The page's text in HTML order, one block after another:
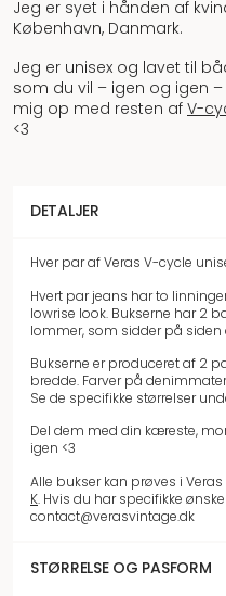
Jeg er syet i hånden af
København, Danmark.
Jeg er unisex og lavet til
som du vil – igen og igen
mig op med resten af V-
<3
DETALJER
Hver par af Veras V-cycle
Hvert par jeans har to
lowrise look. Bukserne har 2
lommer, som sidder på siden
Bukserne er produceret af 2
bredde. Farver på
Se de specifikke størrelser
Del dem med din kæreste,
igen <3
Alle bukser kan prøves i
K. Hvis du har specifikke
contact@verasvintage.dk
STØRRELSE OG PASFORM